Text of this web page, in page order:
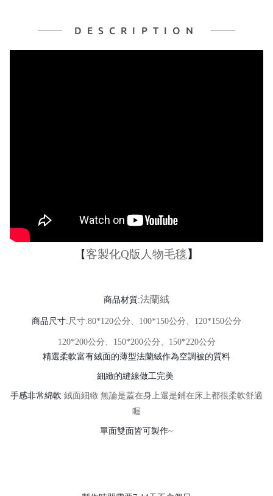
DESCRIPTION
【客製化Q版人物毛毯 】
商品材質:法蘭絨
商品尺寸: 尺寸:80*120公分、 100*150公分、 120*150公分
120*200公分、 150*200公分、 150*220公分
精選柔軟富有絨面的薄型法蘭絨作為空調被的質料
細緻的縫線做工完美
手感非常綿軟 絨面細緻 無論是蓋在身上還是鋪在床上都很柔軟舒適
喔
單面雙面皆可製作~